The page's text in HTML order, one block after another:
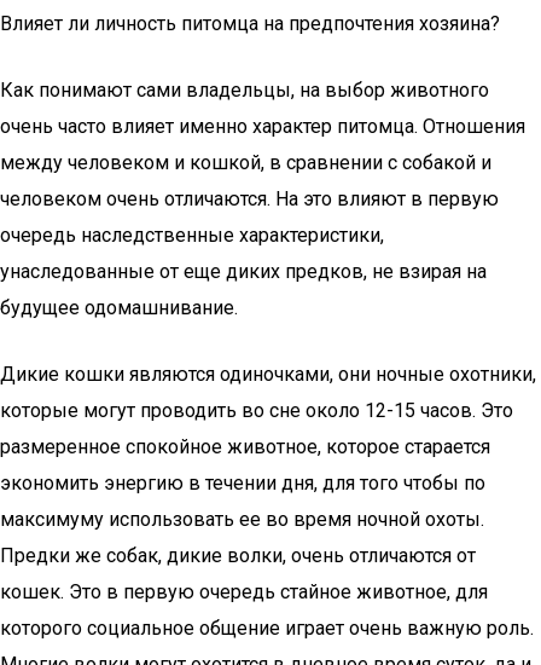
Влияет ли личность питомца на предпочтения хозяина?
Как понимают сами владельцы, на выбор животного
очень часто влияет именно характер питомца. Отношения
между человеком и кошкой, в сравнении с собакой и
человеком очень отличаются. На это влияют в первую
очередь наследственные характеристики,
унаследованные от еще диких предков, не взирая на
будущее одомашнивание.
Дикие кошки являются одиночками, они ночные охотники,
которые могут проводить во сне около 12-15 часов. Это
размеренное спокойное животное, которое старается
экономить энергию в течении дня, для того чтобы по
максимуму использовать ее во время ночной охоты.
Предки же собак, дикие волки, очень отличаются от
кошек. Это в первую очередь стайное животное, для
которого социальное общение играет очень важную роль.